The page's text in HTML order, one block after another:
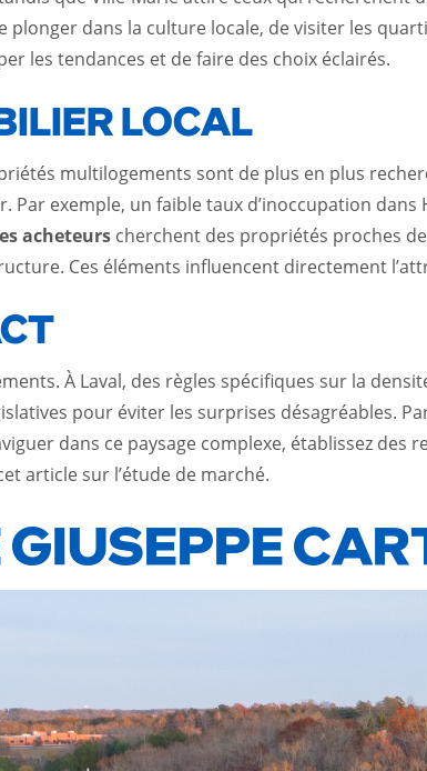
plonger dans la culture locale, de visiter les
les tendances et de faire des choix éclairés.
LOCAL
multilogements sont de plus en plus
exemple, un faible taux d’inoccupation
acheteurs cherchent des propriétés proches
Ces éléments influencent directement
À Laval, des règles spécifiques sur la
pour éviter les surprises désagréables.
dans ce paysage complexe, établissez des
article sur l’étude de marché.